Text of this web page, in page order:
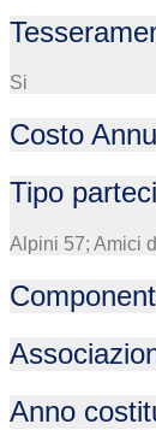
Si
Costo
Tipo
Alpini 57; Amici
Anno